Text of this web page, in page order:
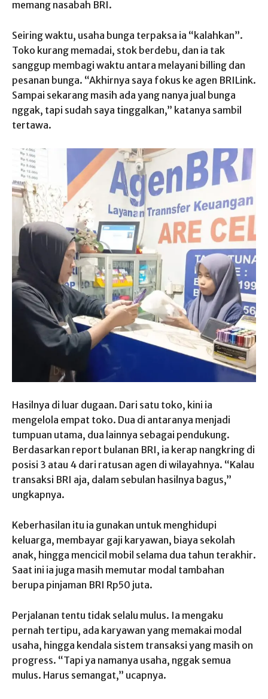
memang nasabah BRI.
Seiring waktu, usaha bunga terpaksa ia “kalahkan”.
Toko kurang memadai, stok berdebu, dan ia tak
sanggup membagi waktu antara melayani billing dan
pesanan bunga. “Akhirnya saya fokus ke agen BRILink.
Sampai sekarang masih ada yang nanya jual bunga
nggak, tapi sudah saya tinggalkan,” katanya sambil
tertawa.
Hasilnya di luar dugaan. Dari satu toko, kini ia
mengelola empat toko. Dua di antaranya menjadi
tumpuan utama, dua lainnya sebagai pendukung.
Berdasarkan report bulanan BRI, ia kerap nangkring di
posisi 3 atau 4 dari ratusan agen di wilayahnya. “Kalau
transaksi BRI aja, dalam sebulan hasilnya bagus,”
ungkapnya.
Keberhasilan itu ia gunakan untuk menghidupi
keluarga, membayar gaji karyawan, biaya sekolah
anak, hingga mencicil mobil selama dua tahun terakhir.
Saat ini ia juga masih memutar modal tambahan
berupa pinjaman BRI Rp50 juta.
Perjalanan tentu tidak selalu mulus. Ia mengaku
pernah tertipu, ada karyawan yang memakai modal
usaha, hingga kendala sistem transaksi yang masih on
progress. “Tapi ya namanya usaha, nggak semua
mulus. Harus semangat,” ucapnya.